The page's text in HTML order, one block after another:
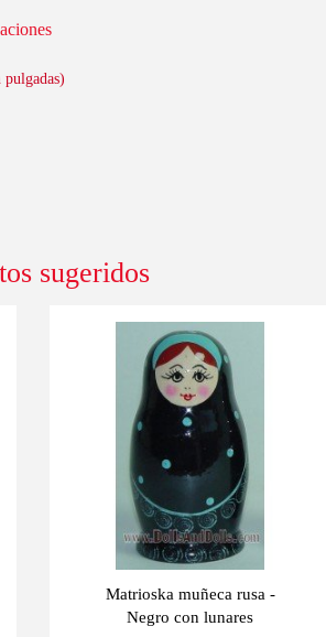
pulgadas)
sugeridos
Matrioska muñeca rusa -
Negro con lunares